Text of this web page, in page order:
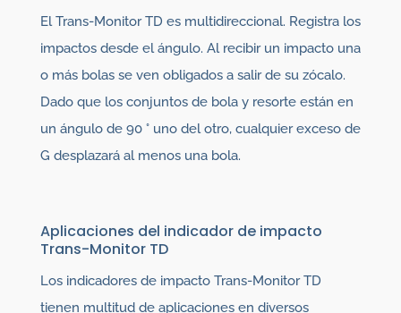
El Trans-Monitor TD es multidireccional. Registra los
impactos desde el ángulo. Al recibir un impacto una
o más bolas se ven obligados a salir de su zócalo.
Dado que los conjuntos de bola y resorte están en
un ángulo de 90 ° uno del otro, cualquier exceso de
G desplazará al menos una bola.
Aplicaciones del indicador de impacto
Trans-Monitor TD
Los indicadores de impacto Trans-Monitor TD
tienen multitud de aplicaciones en diversos